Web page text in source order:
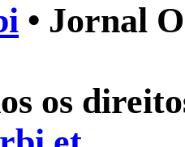
• Jornal
os